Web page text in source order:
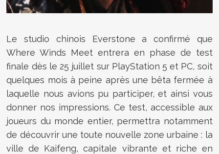
Le studio chinois Everstone a confirmé que
Where Winds Meet entrera en phase de test
finale dès le 25 juillet sur PlayStation 5 et PC, soit
quelques mois à peine après une bêta fermée à
laquelle nous avions pu participer, et ainsi vous
donner nos impressions. Ce test, accessible aux
joueurs du monde entier, permettra notamment
de découvrir une toute nouvelle zone urbaine : la
ville de Kaifeng, capitale vibrante et riche en